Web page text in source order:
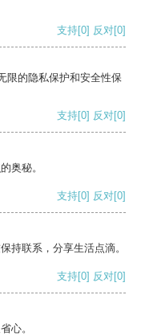
支持[0] 反对[0]
限的隐私保护和安全性保
支持[0] 反对[0]
奥秘。
支持[0] 反对[0]
持联系，分享生活点滴。
支持[0] 反对[0]
心。